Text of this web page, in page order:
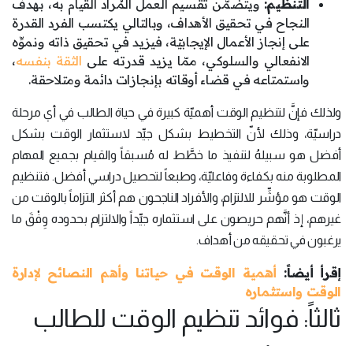
التّنظيم: ويتضمّن تقسيم العمل المُراد القيام به، بهدف
النجاح في تحقيق الأهداف، وبالتالي يكتسب الفرد القدرة
على إنجاز الأعمال الإيجابيّة، فيزيد في تحقيق ذاته ونموِّه
الانفعالي والسلوكي، ممّا يزيد قدرته على الثقة بنفسه،
واستمتاعه في قضاء أوقاته بإنجازات دائمة ومتلاحقة.
ولذلك فإنَّ لتنظيم الوقت أهميّة كبيرة في حياة الطالب في أي مرحلة
دراسيّة، وذلك لأنّ التخطيط بشكل جيِّد لاستثمار الوقت بشكل
أفضل هو سبيلهُ لتنفيذ ما خطَّط له مُسبقاً والقيام بجميع المهام
المطلوبة منه بكفاءة وفاعليّة، وطبعاً لتحصيل دراسي أفضل. فتنظيم
الوقت هو مؤشِّر للالتزام، والأفراد الناجحون هم أكثر التزاماً بالوقت من
غيرهم، إذ أنَّهم حريصون على استثماره جيِّداً والالتزام بحدوده وِفْقَ ما
يرغبون في تحقيقه من أهداف.
إقرأ أيضاً: أهمية الوقت في حياتنا وأهم النصائح لإدارة
الوقت واستثماره
ثالثاً: فوائد تنظيم الوقت للطالب